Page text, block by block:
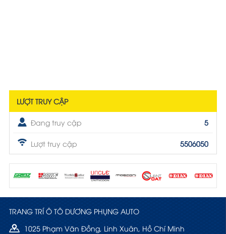
LƯỢT TRUY CẬP
Đang truy cập 5
Lượt truy cập 5506050
TRANG TRÍ Ô TÔ DƯƠNG PHỤNG AUTO
1025 Phạm Văn Đồng, Linh Xuân, Hồ Chí Minh